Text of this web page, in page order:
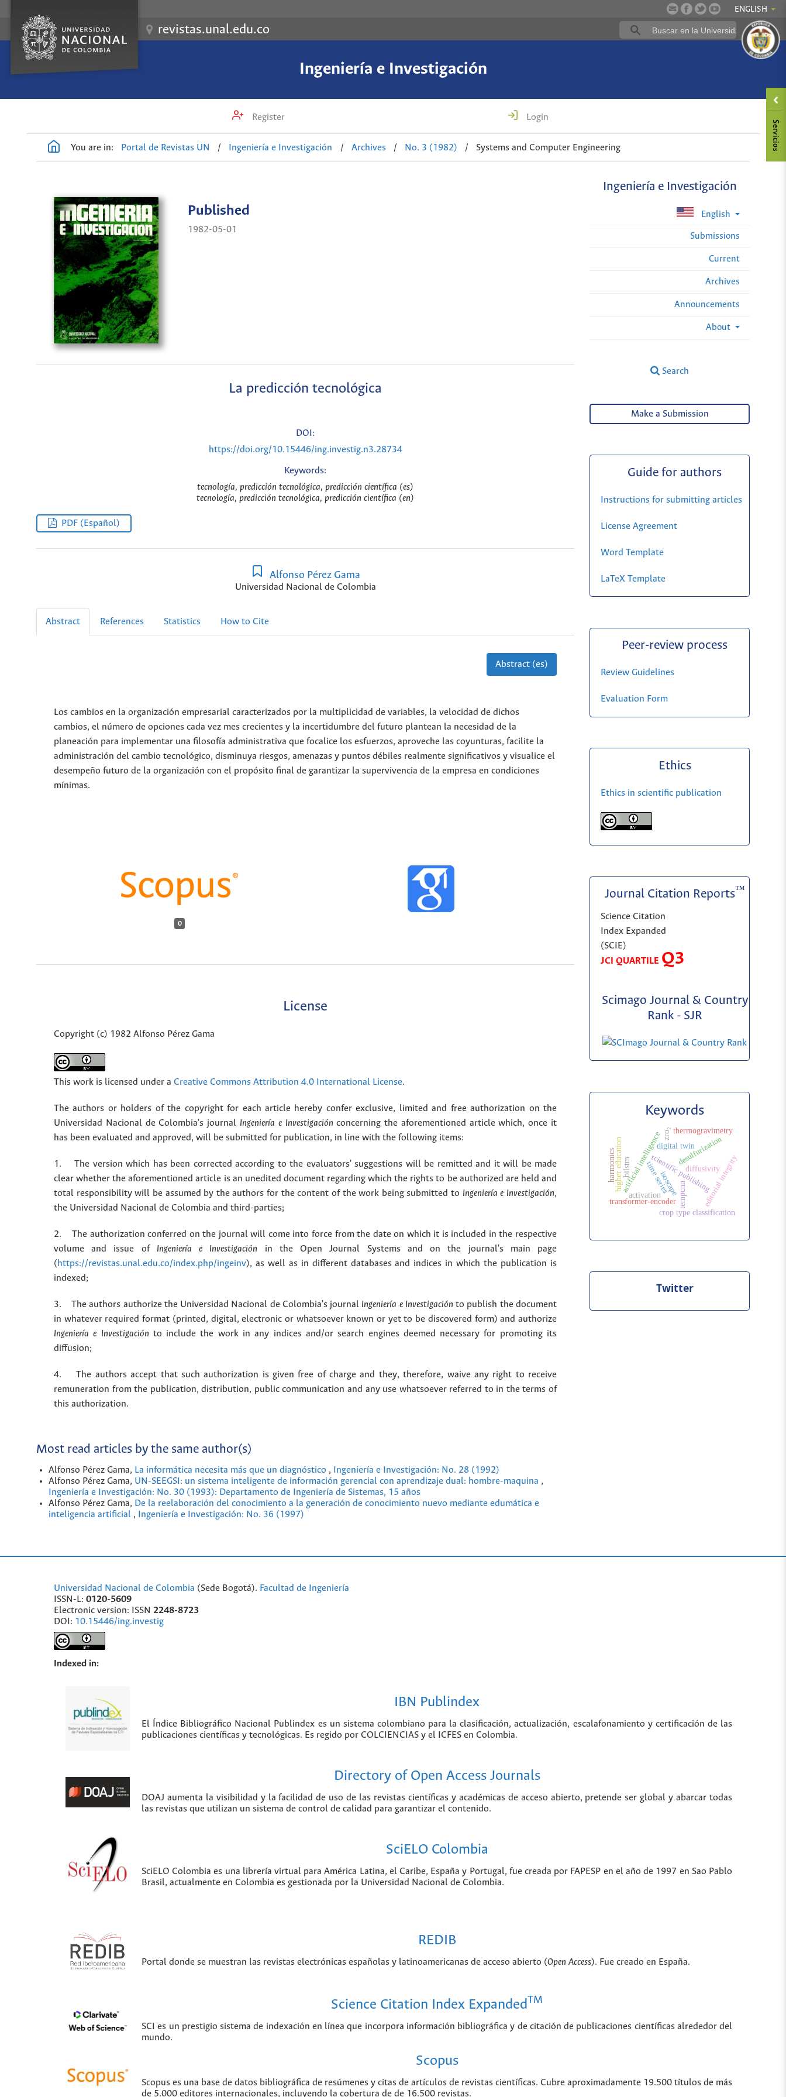
ENGLISH
revistas.unal.edu.co
Ingeniería e Investigación
Register Login
You are in: Portal de Revistas UN / Ingeniería e Investigación / Archives / No. 3 (1982) / Systems and Computer Engineering
Ingeniería e Investigación
English
Submissions
Current
Archives
Announcements
About
Search
Published
1982-05-01
La predicción tecnológica
DOI:
https://doi.org/10.15446/ing.investig.n3.28734
Keywords:
tecnología, predicción tecnológica, predicción científica (es)
tecnología, predicción tecnológica, predicción científica (en)
PDF (Español)
Alfonso Pérez Gama
Universidad Nacional de Colombia
Abstract References Statistics How to Cite
Abstract (es)
Los cambios en la organización empresarial caracterizados por la multiplicidad de variables, la velocidad de dichos
cambios, el número de opciones cada vez mes crecientes y la incertidumbre del futuro plantean la necesidad de la
planeación para implementar una filosofía administrativa que focalice los esfuerzos, aproveche las coyunturas, facilite la
administración del cambio tecnológico, disminuya riesgos, amenazas y puntos débiles realmente significativos y visualice el
desempeño futuro de la organización con el propósito final de garantizar la supervivencia de la empresa en condiciones
mínimas.
0
License
Copyright (c) 1982 Alfonso Pérez Gama
This work is licensed under a Creative Commons Attribution 4.0 International License.
The authors or holders of the copyright for each article hereby confer exclusive, limited and free authorization on the
Universidad Nacional de Colombia's journal Ingeniería e Investigación concerning the aforementioned article which, once it
has been evaluated and approved, will be submitted for publication, in line with the following items:
1. The version which has been corrected according to the evaluators' suggestions will be remitted and it will be made
clear whether the aforementioned article is an unedited document regarding which the rights to be authorized are held and
total responsibility will be assumed by the authors for the content of the work being submitted to Ingeniería e Investigación,
the Universidad Nacional de Colombia and third-parties;
2. The authorization conferred on the journal will come into force from the date on which it is included in the respective
volume and issue ofIngeniería e Investigación in the Open Journal Systems and on the journal's main page
(https://revistas.unal.edu.co/index.php/ingeinv), as well as in different databases and indices in which the publication is
indexed;
3. The authors authorize the Universidad Nacional de Colombia's journal Ingeniería e Investigación to publish the document
in whatever required format (printed, digital, electronic or whatsoever known or yet to be discovered form) and authorize
Ingeniería e Investigación to include the work in any indices and/or search engines deemed necessary for promoting its
diffusion;
4. The authors accept that such authorization is given free of charge and they, therefore, waive any right to receive
remuneration from the publication, distribution, public communication and any use whatsoever referred to in the terms of
this authorization.
Most read articles by the same author(s)
Alfonso Pérez Gama, La informática necesita más que un diagnóstico ,
Ingeniería e Investigación: No. 28 (1992)
Alfonso Pérez Gama, UN-SEEGSI: un sistema inteligente de información gerencial con aprendizaje dual: hombre-maquina ,
Ingeniería e Investigación: No. 30 (1993): Departamento de Ingeniería de Sistemas, 15 años
Alfonso Pérez Gama, De la reelaboración del conocimiento a la generación de conocimiento nuevo mediante edumática e
inteligencia artificial , Ingeniería e Investigación: No. 36 (1997)
Make a Submission
Guide for authors
Instructions for submitting articles
License Agreement
Word Template
LaTeX Template
Peer-review process
Review Guidelines
Evaluation Form
Ethics
Ethics in scientific publication
Journal Citation Reports™
Science Citation
Index Expanded
(SCIE)
JCI QUARTILE Q3
Scimago Journal & Country
Rank - SJR
Keywords
artificial intelligencescientific publishingeditorial integrity
crop type classification
time series tempcnn
bilstm
transformer-encoder
activation
desulfurization
diffusivity
thermogravimetry
higher education
harmonics
digital twin
isoscape
zro₂
Twitter
Universidad Nacional de Colombia (Sede Bogotá). Facultad de Ingeniería
ISSN-L: 0120-5609
Electronic version: ISSN 2248-8723
DOI: 10.15446/ing.investig
Indexed in:
IBN Publindex
El Índice Bibliográfico Nacional Publindex es un sistema colombiano para la clasificación, actualización, escalafonamiento y certificación de las
publicaciones científicas y tecnológicas. Es regido por COLCIENCIAS y el ICFES en Colombia.
Directory of Open Access Journals
DOAJ aumenta la visibilidad y la facilidad de uso de las revistas científicas y académicas de acceso abierto, pretende ser global y abarcar todas
las revistas que utilizan un sistema de control de calidad para garantizar el contenido.
SciELO Colombia
SciELO Colombia es una librería virtual para América Latina, el Caribe, España y Portugal, fue creada por FAPESP en el año de 1997 en Sao Pablo
Brasil, actualmente en Colombia es gestionada por la Universidad Nacional de Colombia.
REDIB
Portal donde se muestran las revistas electrónicas españolas y latinoamericanas de acceso abierto (Open Access). Fue creado en España.
Science Citation Index ExpandedTM
SCI es un prestigio sistema de indexación en línea que incorpora información bibliográfica y de citación de publicaciones científicas alrededor del
mundo.
Scopus
Scopus es una base de datos bibliográfica de resúmenes y citas de artículos de revistas científicas. Cubre aproximadamente 19.500 títulos de más
de 5.000 editores internacionales, incluyendo la cobertura de de 16.500 revistas.